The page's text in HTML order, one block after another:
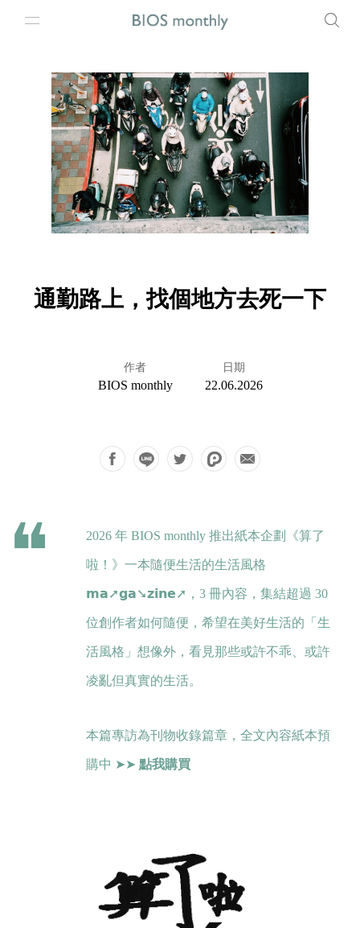
通勤路上，找個地方去死一下
作者
BIOS monthly
日期
22.06.2026
2026 年 BIOS monthly 推出紙本企劃《算了
啦！》一本隨便生活的生活風格
𝗺𝗮➚𝗴𝗮➘𝘇𝗶𝗻𝗲➚，3 冊內容，集結超過 30
位創作者如何隨便，希望在美好生活的「生
活風格」想像外，看見那些或許不乖、或許
凌亂但真實的生活。
本篇專訪為刊物收錄篇章，全文內容紙本預
購中 ➤➤ 點我購買